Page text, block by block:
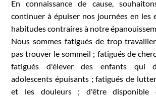
En connaissance de cause,
continuer à épuiser nos journées en les
habitudes contraires à notre
Nous sommes fatigués de trop
pas trouver le sommeil ; fatigués de
fatigués d'élever des enfants qui
adolescents épuisants ; fatigués de
et les douleurs ; d'être disponible